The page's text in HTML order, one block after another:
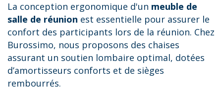
La conception ergonomique d'un meuble de
salle de réunion est essentielle pour assurer le
confort des participants lors de la réunion. Chez
Burossimo, nous proposons des chaises
assurant un soutien lombaire optimal, dotées
d’amortisseurs conforts et de sièges
rembourrés.